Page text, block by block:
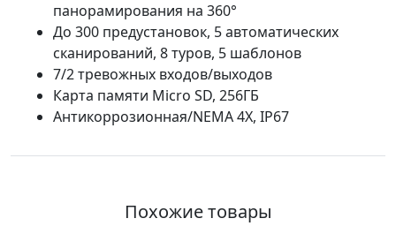
панорамирования на 360°
До 300 предустановок, 5 автоматических
сканирований, 8 туров, 5 шаблонов
7/2 тревожных входов/выходов
Карта памяти Micro SD, 256ГБ
Антикоррозионная/NEMA 4X, IP67
Похожие товары